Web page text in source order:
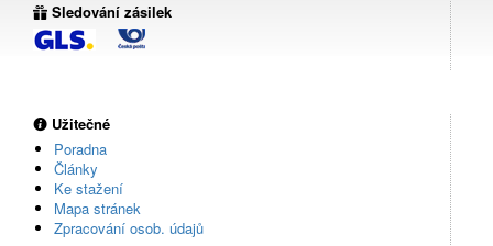
Sledování zásilek
Užitečné
Poradna
Články
Ke stažení
Mapa stránek
Zpracování osob. údajů